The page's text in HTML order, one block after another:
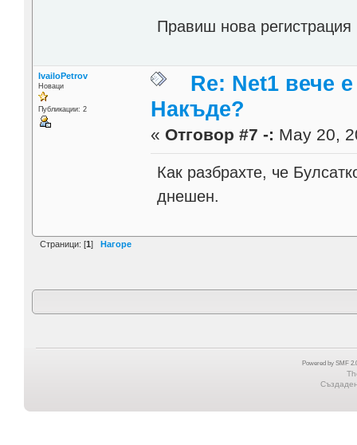
Правиш нова
IvailoPetrov
Новаци
Публикации: 2
Re: Net1 вече
Накъде?
« Отговор #7 -: May 20,
Как разбрахте, че
днешен.
Страници: [1 ] Нагоре
Powered by SMF